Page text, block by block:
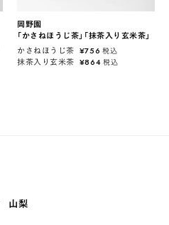
岡野園
「かさねほうじ茶」「抹茶入り玄米茶」
かさねほうじ茶 ¥756 税込
抹茶入り玄米茶 ¥864 税込
山梨